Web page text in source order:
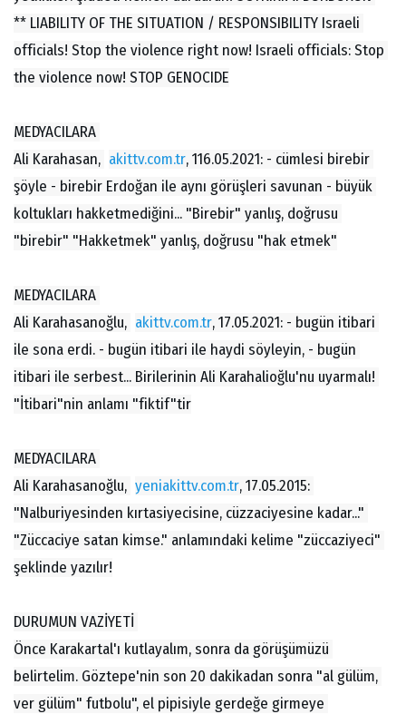
** LIABILITY OF THE SITUATION / RESPONSIBILITY Israeli
officials! Stop the violence right now! Israeli officials: Stop
the violence now! STOP GENOCIDE
MEDYACILARA
Ali Karahasan, akittv.com.tr, 116.05.2021: - cümlesi birebir
şöyle - birebir Erdoğan ile aynı görüşleri savunan - büyük
koltukları hakketmediğini... "Birebir" yanlış, doğrusu
"birebir" "Hakketmek" yanlış, doğrusu "hak etmek"
MEDYACILARA
Ali Karahasanoğlu, akittv.com.tr, 17.05.2021: - bugün itibari
ile sona erdi. - bugün itibari ile haydi söyleyin, - bugün
itibari ile serbest... Birilerinin Ali Karahalioğlu'nu uyarmalı!
"İtibari"nin anlamı "fiktif"tir
MEDYACILARA
Ali Karahasanoğlu, yeniakittv.com.tr, 17.05.2015:
"Nalburiyesinden kırtasiyecisine, cüzzaciyesine kadar..."
"Züccaciye satan kimse." anlamındaki kelime "züccaziyeci"
şeklinde yazılır!
DURUMUN VAZİYETİ
Önce Karakartal'ı kutlayalım, sonra da görüşümüzü
belirtelim. Göztepe'nin son 20 dakikadan sonra "al gülüm,
ver gülüm" futbolu", el pipisiyle gerdeğe girmeye